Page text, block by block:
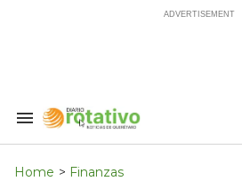
Search
Navigation
Home > Finanzas